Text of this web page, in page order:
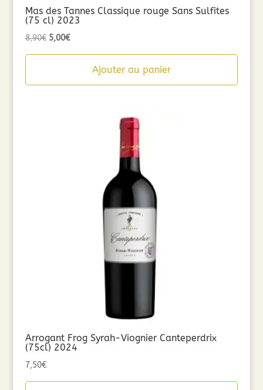
Mas des Tannes Classique rouge Sans Sulfites
(75 cl) 2023
8,90€ Le
5,00€Le
Ajouter au panier
Arrogant Frog Syrah-Viognier Canteperdrix
(75cl) 2024
7,50€